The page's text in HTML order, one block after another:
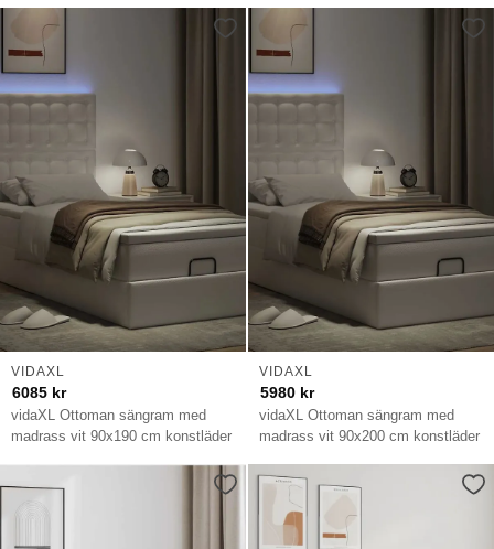
vidaXL Ottoman sängram med
madrass vit 90x190 cm konstläder
VIDAXL
6085 kr
vidaXL Ottoman sängram med
madrass vit 90x200 cm konstläder
VIDAXL
5980 kr